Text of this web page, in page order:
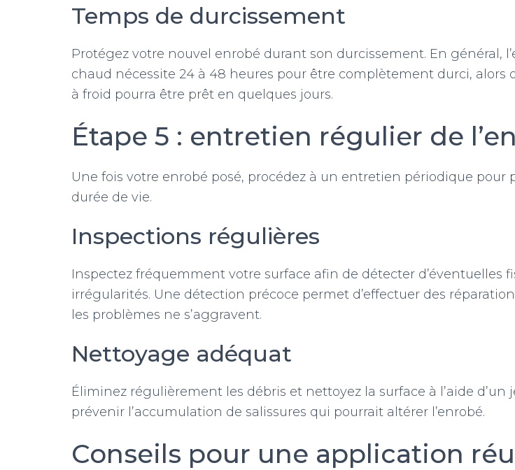
Temps de durcissement
Protégez votre nouvel enrobé durant son durcissement. En général,
chaud nécessite 24 à 48 heures pour être complètement durci, alors
à froid pourra être prêt en quelques jours.
Étape 5 : entretien régulier de
Une fois votre enrobé posé, procédez à un entretien périodique pour
durée de vie.
Inspections régulières
Inspectez fréquemment votre surface afin de détecter d’éventuelles
irrégularités. Une détection précoce permet d’effectuer des
les problèmes ne s’aggravent.
Nettoyage adéquat
Éliminez régulièrement les débris et nettoyez la surface à l’aide d’un
prévenir l’accumulation de salissures qui pourrait altérer l’enrobé.
Conseils pour une application